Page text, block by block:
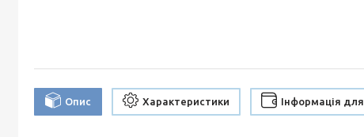
Опис Характеристики Інформація